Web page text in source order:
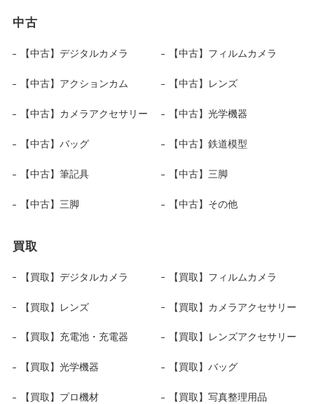
中古
【中古】デジタルカメラ 【中古】フィルムカメラ
【中古】アクションカム 【中古】レンズ
【中古】カメラアクセサリー 【中古】光学機器
【中古】バッグ 【中古】鉄道模型
【中古】筆記具 【中古】三脚
【中古】三脚 【中古】その他
買取
【買取】デジタルカメラ 【買取】フィルムカメラ
【買取】レンズ 【買取】カメラアクセサリー
【買取】充電池・充電器 【買取】レンズアクセサリー
【買取】光学機器 【買取】バッグ
【買取】プロ機材 【買取】写真整理用品